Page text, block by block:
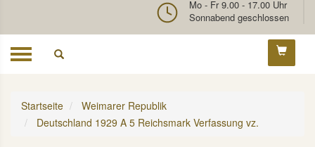
Mo - Fr 9.00 - 17.00 Uhr
Sonnabend geschlossen
Toggle
Startseite
Weimarer Republik
Deutschland 1929 A 5 Reichsmark Verfassung vz.